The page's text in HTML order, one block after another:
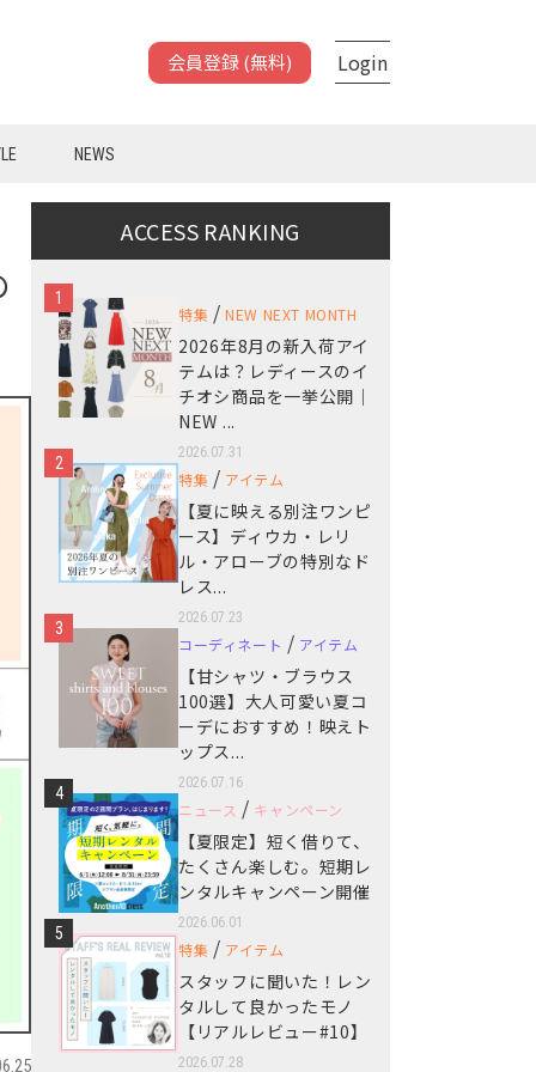
会員登録 (無料) Login
NEWS
ACCESS RANKING
1
特集 /NEW NEXT MONTH
2026年8月の新入荷アイ
テムは？レディースのイ
チオシ商品を一挙公開｜
NEW ...
2026.07.31
2
特集 / アイテム
【夏に映える別注ワンピ
ース】ディウカ・レリ
ル・アローブの特別なド
レス...
2026.07.23
3
コーディネート / アイテム
【甘シャツ・ブラウス
100選】大人可愛い夏コ
ーデにおすすめ！映えト
ップス...
2026.07.16
4
ニュース / キャンペーン
【夏限定】短く借りて、
たくさん楽しむ。短期レ
ンタルキャンペーン開催
2026.06.01
5
特集 / アイテム
スタッフに聞いた！レン
タルして良かったモノ
【リアルレビュー#10】
2026.07.28